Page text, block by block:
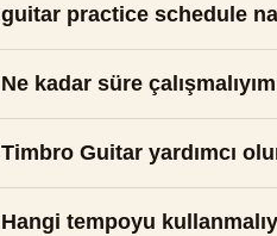
guitar practice schedule
Ne kadar süre
Timbro Guitar yardımcı
Hangi tempoyu